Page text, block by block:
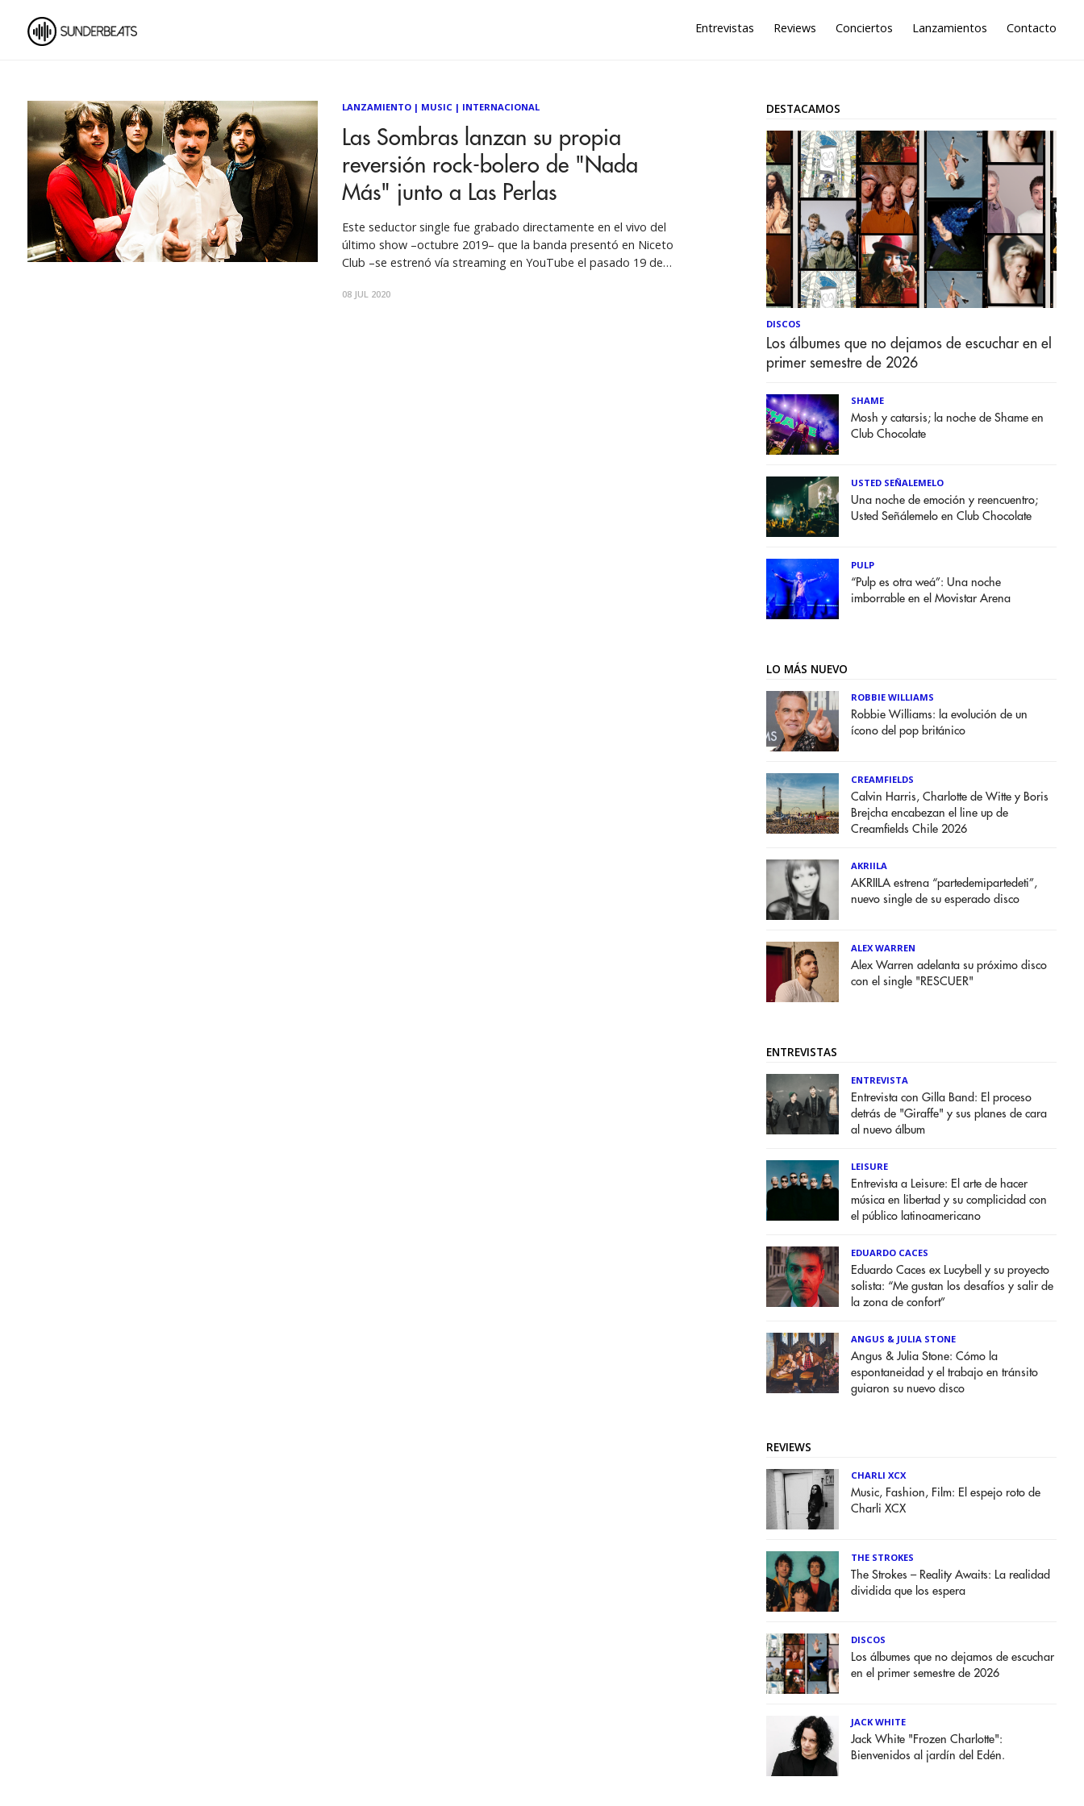
Entrevistas Reviews Conciertos Lanzamientos Contacto
LANZAMIENTO| MUSIC| INTERNACIONAL
Las Sombras lanzan su propia
reversión rock-bolero de "Nada
Más" junto a Las Perlas
Este seductor single fue grabado directamente en el vivo del
último show –octubre 2019– que la banda presentó en Niceto
Club –se estrenó vía streaming en YouTube el pasado 19 de
08 JUL 2020
DESTACAMOS
DISCOS
Los álbumes que no dejamos de escuchar en el
primer semestre de 2026
SHAME
Mosh y catarsis; la noche de Shame en
Club Chocolate
USTED SEÑALEMELO
Una noche de emoción y reencuentro;
Usted Señálemelo en Club Chocolate
PULP
“Pulp es otra weá”: Una noche
imborrable en el Movistar Arena
LO MÁS NUEVO
ROBBIE WILLIAMS
Robbie Williams: la evolución de un
ícono del pop británico
CREAMFIELDS
Calvin Harris, Charlotte de Witte y Boris
Brejcha encabezan el line up de
Creamfields Chile 2026
AKRIILA
AKRIILA estrena “partedemipartedeti”,
nuevo single de su esperado disco
ALEX WARREN
Alex Warren adelanta su próximo disco
con el single "RESCUER"
ENTREVISTAS
ENTREVISTA
Entrevista con Gilla Band: El proceso
detrás de "Giraffe" y sus planes de cara
al nuevo álbum
LEISURE
Entrevista a Leisure: El arte de hacer
música en libertad y su complicidad con
el público latinoamericano
EDUARDO CACES
Eduardo Caces ex Lucybell y su proyecto
solista: “Me gustan los desafíos y salir de
la zona de confort”
ANGUS & JULIA STONE
Angus & Julia Stone: Cómo la
espontaneidad y el trabajo en tránsito
guiaron su nuevo disco
REVIEWS
CHARLI XCX
Music, Fashion, Film: El espejo roto de
Charli XCX
THE STROKES
The Strokes – Reality Awaits: La realidad
dividida que los espera
DISCOS
Los álbumes que no dejamos de escuchar
en el primer semestre de 2026
JACK WHITE
Jack White "Frozen Charlotte":
Bienvenidos al jardín del Edén.